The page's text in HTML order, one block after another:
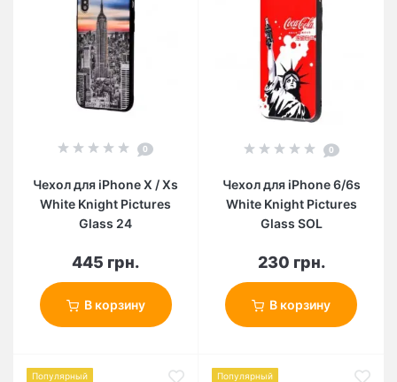
0
Чехол для iPhone X / Xs
White Knight Pictures
Glass 24
445 грн.
В корзину
0
Чехол для iPhone 6/6s
White Knight Pictures
Glass SOL
230 грн.
В корзину
Популярный Популярный